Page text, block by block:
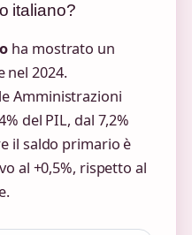
italiano?
ha mostrato un
nel 2024.
Amministrazioni
del PIL, dal 7,2%
il saldo primario è
al +0,5%, rispetto al